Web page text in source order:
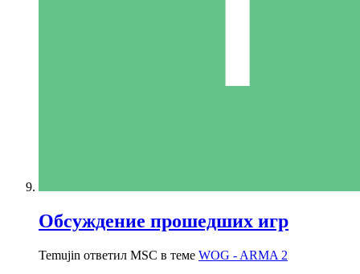
Обсуждение прошедших игр
Temujin ответил MSC в теме WOG - ARMA 2